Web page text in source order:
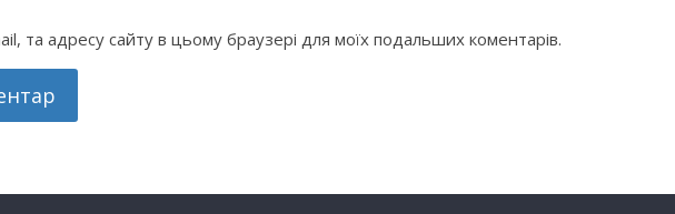
та адресу сайту в цьому браузері для моїх подальших коментарів.